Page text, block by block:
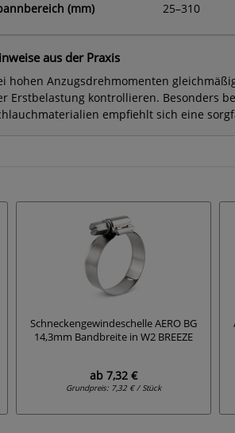
(mm)
25–310
aus der Praxis
hohen Anzugsdrehmomenten
Erstbelastung kontrollieren. Besonders
empfiehlt sich eine
Schneckengewindeschelle AERO BG
14,3mm Bandbreite in W2 BREEZE
ab 7,32 €
Grundpreis: 7,32 € / Stück